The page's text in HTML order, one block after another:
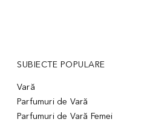
SUBIECTE POPULARE
Vară
Parfumuri de Vară
Parfumuri de Vară Femei